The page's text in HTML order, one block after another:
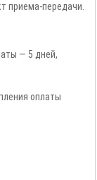
приема-передачи.
— 5 дней,
оплаты